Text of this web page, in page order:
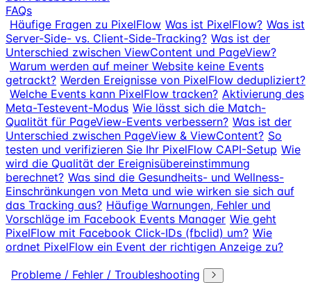
FAQs
Häufige Fragen zu PixelFlow Was ist PixelFlow? Was ist
Server-Side- vs. Client-Side-Tracking? Was ist der
Unterschied zwischen ViewContent und PageView?
Warum werden auf meiner Website keine Events
getrackt? Werden Ereignisse von PixelFlow dedupliziert?
Welche Events kann PixelFlow tracken? Aktivierung des
Meta-Testevent-Modus Wie lässt sich die Match-
Qualität für PageView-Events verbessern? Was ist der
Unterschied zwischen PageView & ViewContent? So
testen und verifizieren Sie Ihr PixelFlow CAPI-Setup Wie
wird die Qualität der Ereignisübereinstimmung
berechnet? Was sind die Gesundheits- und Wellness-
Einschränkungen von Meta und wie wirken sie sich auf
das Tracking aus? Häufige Warnungen, Fehler und
Vorschläge im Facebook Events Manager Wie geht
PixelFlow mit Facebook Click-IDs (fbclid) um? Wie
ordnet PixelFlow ein Event der richtigen Anzeige zu?
Probleme / Fehler / Troubleshooting